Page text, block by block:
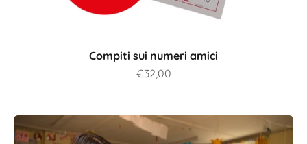
Compiti sui numeri amici
Prezzo scontato
€32,00